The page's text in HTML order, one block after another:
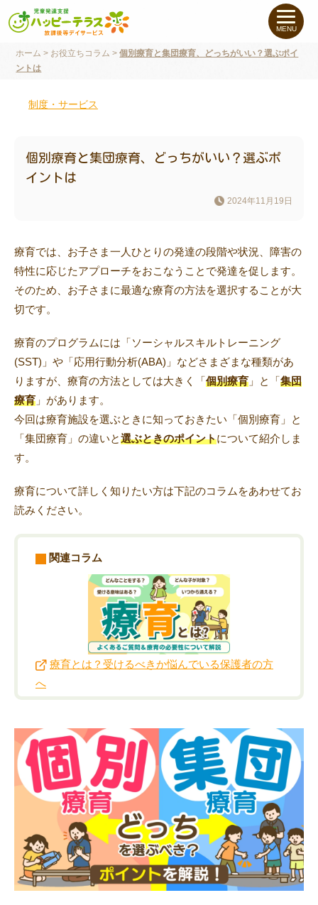
私たちについて
未就学のお子さま（０〜６才）
小学生〜高校生の
ご利用について
トレキング DIDIM
MENU
ホーム > お役立ちコラム >個別療育と集団療育、どっちがいい？選ぶポイ
ントは
制度・サービス
個別療育と集団療育、どっちがいい？選ぶポ
イントは
2024年11月19日
療育では、お子さま一人ひとりの発達の段階や状況、障害の
特性に応じたアプローチをおこなうことで発達を促します。
そのため、お子さまに最適な療育の方法を選択することが大
切です。
療育のプログラムには「ソーシャルスキルトレーニング
(SST)」や「応用行動分析(ABA)」などさまざまな種類があ
りますが、療育の方法としては大きく「個別療育 」と「集団
療育 」があります。
今回は療育施設を選ぶときに知っておきたい「個別療育」と
「集団療育」の違いと選ぶときのポイントについて紹介しま
す。
療育について詳しく知りたい方は下記のコラムをあわせてお
読みください。
関連コラム
療育とは？受けるべきか悩んでいる保護者の方
へ